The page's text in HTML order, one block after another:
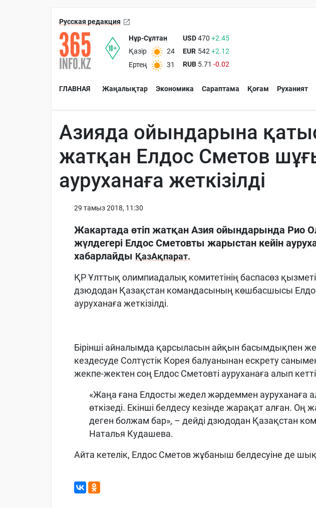
Русская редакция
Нұр-Сұлтан
Қазір
24
Ертең
31
USD470 +2.45
EUR 542 +2.12
RUB 5.71 -0.02
ГЛАВНАЯ Жаңалықтар Экономика Сараптама Қоғам Руханият
Азияда ойындарына
жатқан Елдос Сметов
ауруханаға жеткізілді
29 тамыз 2018, 11:30
Жакартада өтіп жатқан Азия ойындарында Рио
жүлдегері Елдос Сметовты жарыстан кейін
хабарлайды ҚазАқпарат.
ҚР Ұлттық олимпиадалық комитетінің баспасөз
дзюдодан Қазақстан командасының көшбасшысы
ауруханаға жеткізілді.
Бірінші айналымда қарсыласын айқын басымдықпен
кездесуде Солтүстік Корея балуанынан ескрету
жекпе-жектен соң Елдос Сметовті ауруханаға алып
«Жаңа ғана Елдосты жедел жәрдеммен ауруханаға
өткізеді. Екінші белдесу кезінде жарақат алған.
деген болжам бар», – дейді дзюдодан Қазақстан
Наталья Кудашева.
Айта кетелік, Елдос Сметов жұбаныш белдесуіне де